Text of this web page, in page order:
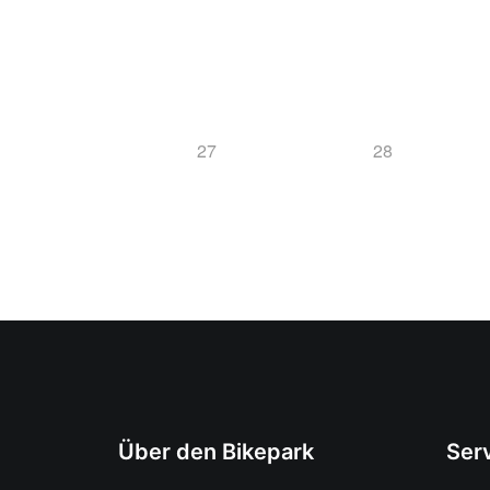
27 28
Über den Bikepark